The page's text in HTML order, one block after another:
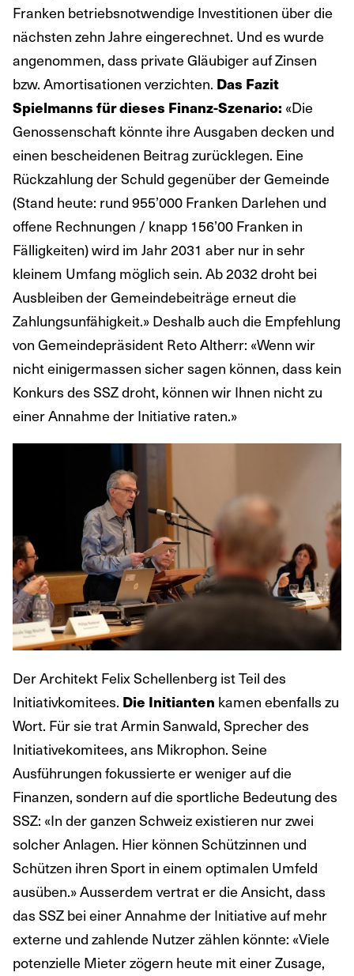
Franken betriebsnotwendige Investitionen über die
nächsten zehn Jahre eingerechnet. Und es wurde
angenommen, dass private Gläubiger auf Zinsen
bzw. Amortisationen verzichten. Das Fazit
Spielmanns für dieses Finanz-Szenario: «Die
Genossenschaft könnte ihre Ausgaben decken und
einen bescheidenen Beitrag zurücklegen. Eine
Rückzahlung der Schuld gegenüber der Gemeinde
(Stand heute: rund 955’000 Franken Darlehen und
offene Rechnungen / knapp 156’00 Franken in
Fälligkeiten) wird im Jahr 2031 aber nur in sehr
kleinem Umfang möglich sein. Ab 2032 droht bei
Ausbleiben der Gemeindebeiträge erneut die
Zahlungsunfähigkeit.» Deshalb auch die Empfehlung
von Gemeindepräsident Reto Altherr: «Wenn wir
nicht einigermassen sicher sagen können, dass kein
Konkurs des SSZ droht, können wir Ihnen nicht zu
einer Annahme der Initiative raten.»
Der Architekt Felix Schellenberg ist Teil des
Initiativkomitees. Die Initianten kamen ebenfalls zu
Wort. Für sie trat Armin Sanwald, Sprecher des
Initiativekomitees, ans Mikrophon. Seine
Ausführungen fokussierte er weniger auf die
Finanzen, sondern auf die sportliche Bedeutung des
SSZ: «In der ganzen Schweiz existieren nur zwei
solcher Anlagen. Hier können Schützinnen und
Schützen ihren Sport in einem optimalen Umfeld
ausüben.» Ausserdem vertrat er die Ansicht, dass
das SSZ bei einer Annahme der Initiative auf mehr
externe und zahlende Nutzer zählen könnte: «Viele
potenzielle Mieter zögern heute mit einer Zusage,